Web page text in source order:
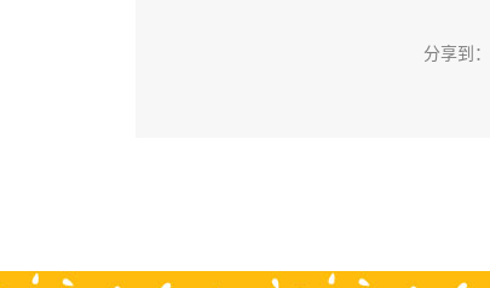
分享到：